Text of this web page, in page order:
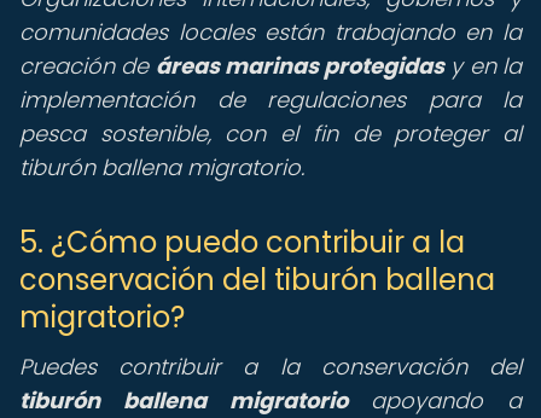
comunidades locales están trabajando en la
creación de áreas marinas protegidasy en la
implementación de regulaciones para la
pesca sostenible, con el fin de proteger al
tiburón ballena migratorio.
5. ¿Cómo puedo contribuir a la
conservación del tiburón ballena
migratorio?
Puedes contribuir a la conservación del
tiburón ballena migratorioapoyando a